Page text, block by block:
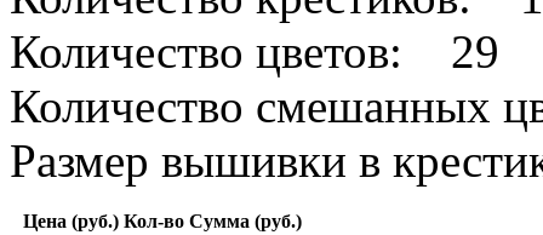
Количество цветов: 29
Количество смешанных
Размер вышивки в
Цена (руб.) Кол-во Сумма (руб.)